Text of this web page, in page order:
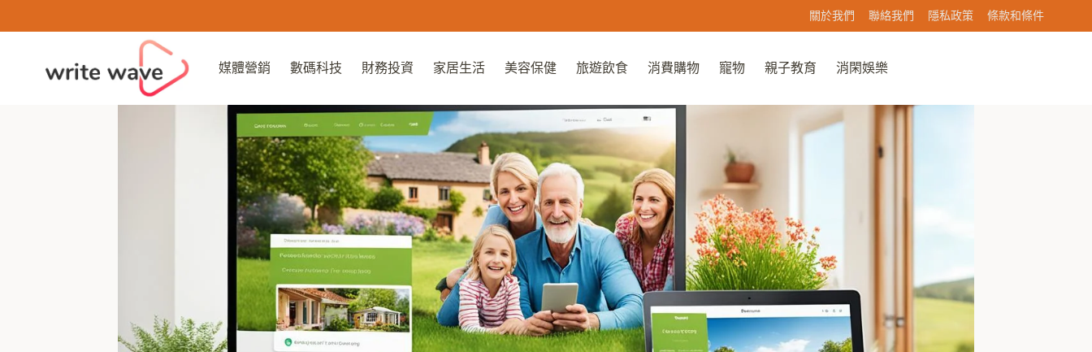
to
關於我們 聯絡我們 隱私政策 條款和條件
媒體營銷 數碼科技 財務投資 家居生活 美容保健 旅遊飲食 消費購物 寵物 親子教育 消閑娛樂